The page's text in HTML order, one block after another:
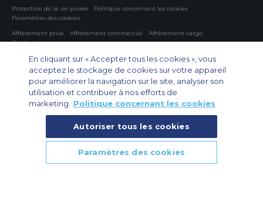
Protection de la vie privée
Politique concernant les cookies
Paramètres des cookies
Affrètement privé
Affrètement commercial
Affrètement cargo
Guide des avions
Private Charter App
© 2026 Air Charter Service | 102 Boulevard de Sébastopol, 75003 Paris,
En cliquant sur « Accepter tous les cookies », vous
acceptez le stockage de cookies sur votre appareil
pour améliorer la navigation sur le site, analyser son
utilisation et contribuer à nos efforts de
marketing.
Politique concernant les cookies
Autoriser tous les cookies
Paramètres des cookies